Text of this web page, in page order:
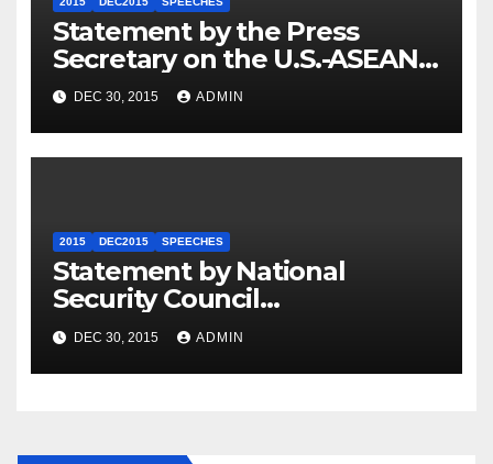
Statement by the Press
Secretary on the U.S.-ASEAN
Summit
DEC 30, 2015 ADMIN
2015 DEC2015 SPEECHES
Statement by National
Security Council
Spokesperson Ned Price on
the Arrest of Journalists in
Ethiopia
DEC 30, 2015 ADMIN